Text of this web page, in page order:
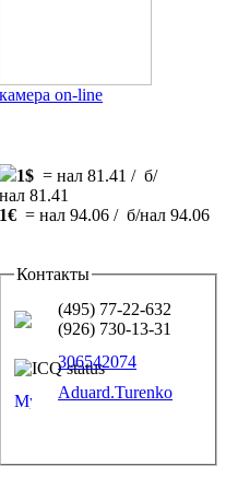
камера on-line
1$ = нал 81.41 / б/
нал 81.41
1€ = нал 94.06 / б/нал 94.06
Контакты
(495) 77-22-632
(926) 730-13-31
306542074
Aduard.Turenko